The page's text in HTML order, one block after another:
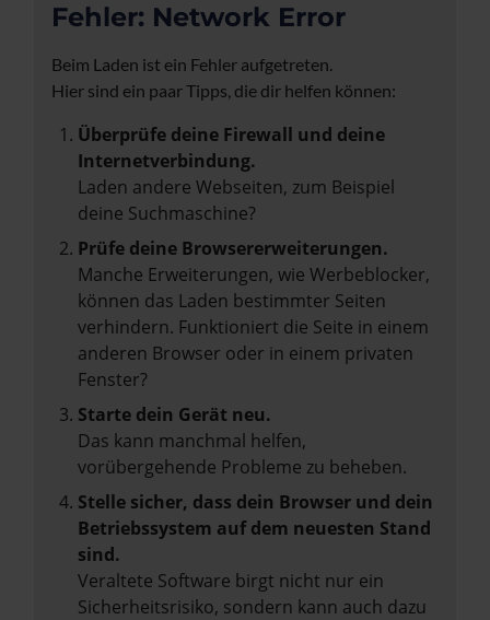
Fehler: Network Error
Beim Laden ist ein Fehler aufgetreten.
Hier sind ein paar Tipps, die dir helfen können:
Überprüfe deine Firewall und deine
Internetverbindung.
Laden andere Webseiten, zum Beispiel
deine Suchmaschine?
Prüfe deine Browsererweiterungen.
Manche Erweiterungen, wie Werbeblocker,
können das Laden bestimmter Seiten
verhindern. Funktioniert die Seite in einem
anderen Browser oder in einem privaten
Fenster?
Starte dein Gerät neu.
Das kann manchmal helfen,
vorübergehende Probleme zu beheben.
Stelle sicher, dass dein Browser und dein
Betriebssystem auf dem neuesten Stand
sind.
Veraltete Software birgt nicht nur ein
Sicherheitsrisiko, sondern kann auch dazu